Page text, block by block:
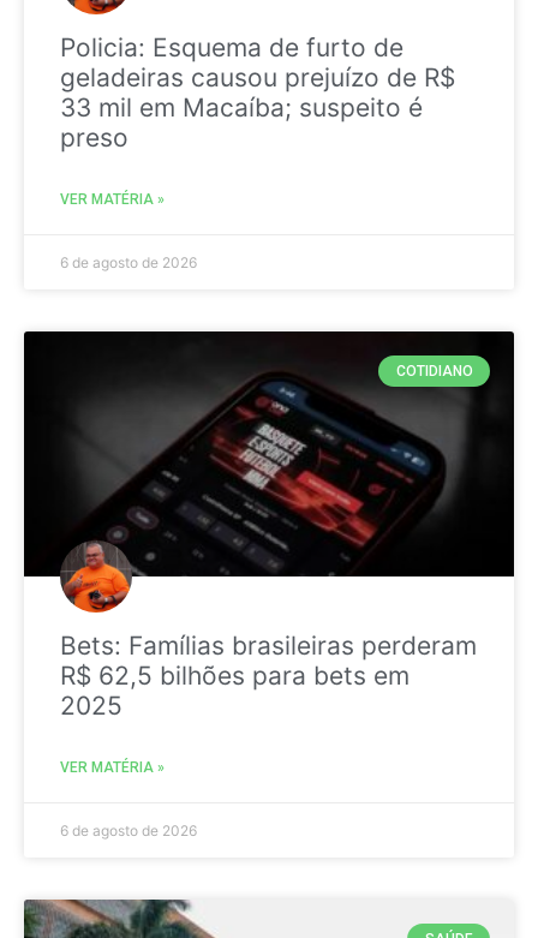
Policia: Esquema de furto de
geladeiras causou prejuízo de R$
33 mil em Macaíba; suspeito é
preso
VER MATÉRIA »
6 de agosto de 2026
COTIDIANO
Bets: Famílias brasileiras perderam
R$ 62,5 bilhões para bets em
2025
VER MATÉRIA »
6 de agosto de 2026